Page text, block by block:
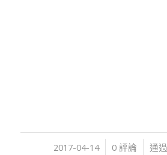
2017-04-14
/ 0 評論 通